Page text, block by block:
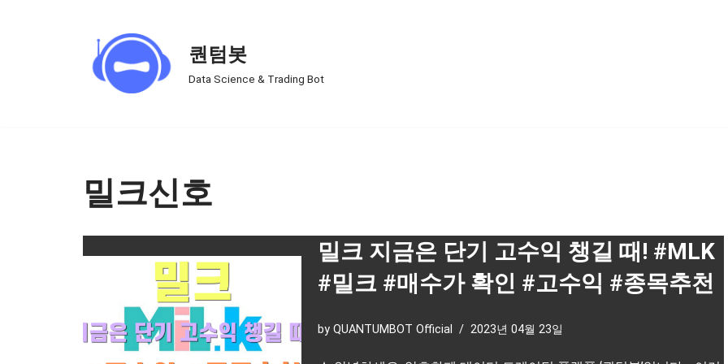
퀀텀봇
Data Science & Trading Bot
밀크신호
밀크 지금은 단기 고수익 챙길 때! #MLK
#밀크 #매수가 확인 #고수익 #종목추천
byQUANTUMBOT Official 2023년 04월 23일